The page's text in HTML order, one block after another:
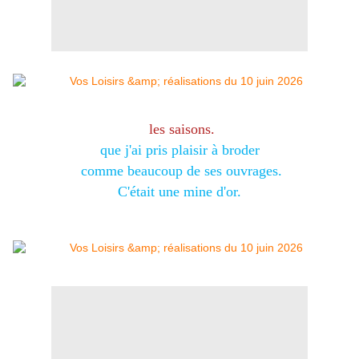
les saisons.
que j'ai pris plaisir à broder
comme beaucoup de ses ouvrages.
C'était une mine d'or.